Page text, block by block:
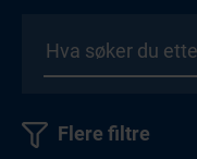
Flere filtre